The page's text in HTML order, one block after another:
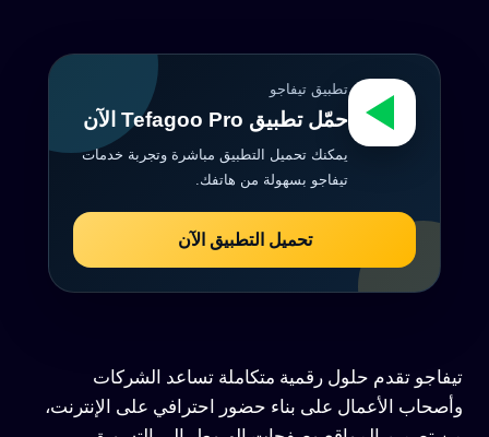
تطبيق تيفاجو
حمّل تطبيق Tefagoo Pro الآن
يمكنك تحميل التطبيق مباشرة وتجربة خدمات
تيفاجو بسهولة من هاتفك.
تحميل التطبيق الآن
تيفاجو تقدم حلول رقمية متكاملة تساعد الشركات
وأصحاب الأعمال على بناء حضور احترافي على الإنترنت،